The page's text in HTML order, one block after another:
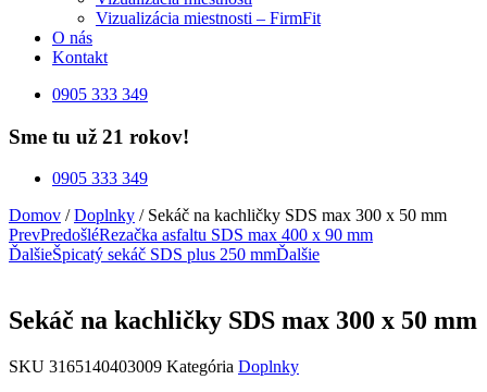
Vizualizácia miestnosti – FirmFit
O nás
Kontakt
0905 333 349
Sme tu už 21 rokov!
0905 333 349
Domov /Doplnky / Sekáč na kachličky SDS max 300 x 50 mm
PrevPredošléRezačka asfaltu SDS max 400 x 90 mm
ĎalšieŠpicatý sekáč SDS plus 250 mmĎalšie
Sekáč na kachličky SDS max 300 x 50 mm
SKU 3165140403009 Kategória Doplnky